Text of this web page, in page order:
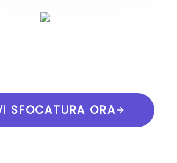
Carica un'immagine e
SFOCATURA ORA